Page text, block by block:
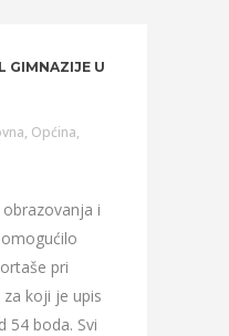
GIMNAZIJE U
, Općina,
i
pri
koji je upis
54 boda. Svi